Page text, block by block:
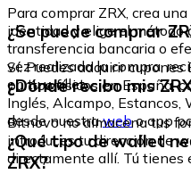
Para comprar ZRX, crea
identidad y elige el método
transferencia bancaria o
vez realizada la compra,
en tu wallet.
¿Se puede comprar
Sí. Puedes adquirir
puntos físicos en España,
Inglés, Alcampo, Estancos,
desde nuestrawebo app
¿Dónde recibo mis
Bitnovo no almacena tus
introduces tu dirección de
directamente allí. Tú tienes
¿Qué tipo de wallet
ZRX?